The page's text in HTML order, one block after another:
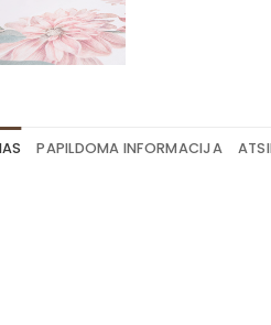
PAPILDOMA INFORMACIJA